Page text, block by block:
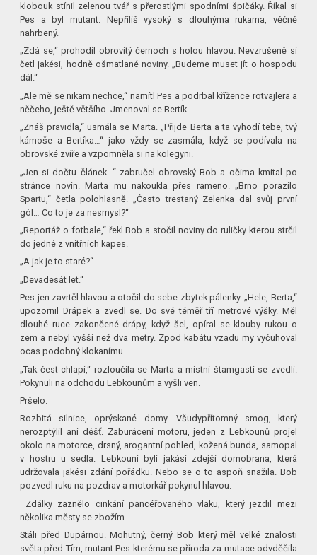
klobouk stínil zelenou tvář s přerostlými spodními špičáky. Říkal si
Pes a byl mutant. Nepříliš vysoký s dlouhýma rukama, věčně
nahrbený.
„Zdá se,“ prohodil obrovitý černoch s holou hlavou. Nevzrušeně si
četl jakési, hodně ošmatlané noviny. „Budeme muset jít o hospodu
dál.“
„Ale mě se nikam nechce,“ namítl Pes a podrbal křížence rotvajlera a
něčeho, ještě většího. Jmenoval se Bertík.
„Znáš pravidla,“ usmála se Marta. „Přijde Berta a ta vyhodí tebe, tvý
kámoše a Bertíka…“ jako vždy se zasmála, když se podívala na
obrovské zvíře a vzpomněla si na kolegyni.
„Jen si dočtu článek…“ zabručel obrovský Bob a očima kmital po
stránce novin. Marta mu nakoukla přes rameno. „Brno porazilo
Spartu,“ četla polohlasně. „Často trestaný Zelenka dal svůj první
gól… Co to je za nesmysl?“
„Reportáž o fotbale,“ řekl Bob a stočil noviny do ruličky kterou strčil
do jedné z vnitřních kapes.
„A jak je to staré?“
„Devadesát let.“
Pes jen zavrtěl hlavou a otočil do sebe zbytek pálenky. „Hele, Berta,“
upozornil Drápek a zvedl se. Do své téměř tří metrové výšky. Měl
dlouhé ruce zakončené drápy, když šel, opíral se klouby rukou o
zem a nebyl vyšší než dva metry. Zpod kabátu vzadu my vyčuhoval
ocas podobný klokanímu.
„Tak čest chlapi,“ rozloučila se Marta a místní štamgasti se zvedli.
Pokynuli na odchodu Lebkounům a vyšli ven.
Pršelo.
Rozbitá silnice, oprýskané domy. Všudypřítomný smog, který
nerozptýlil ani déšť. Zaburácení motoru, jeden z Lebkounů projel
okolo na motorce, drsný, arogantní pohled, kožená bunda, samopal
v hostru u sedla. Lebkouni byli jakási zdejší domobrana, která
udržovala jakési zdání pořádku. Nebo se o to aspoň snažila. Bob
pozvedl ruku na pozdrav a motorkář pokynul hlavou.
Zdálky zaznělo cinkání pancéřovaného vlaku, který jezdil mezi
několika městy se zbožím.
Stáli před Dupárnou. Mohutný, černý Bob který měl velké znalosti
světa před Tím, mutant Pes kterému se příroda za mutace odvděčila